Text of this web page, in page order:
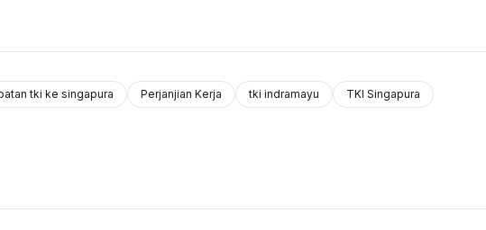
tki ke singapura Perjanjian Kerja tki indramayu TKI Singapura